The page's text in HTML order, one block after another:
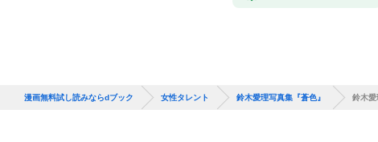
漫画無料試し読みならdブック 女性タレント 鈴木愛理写真集『蒼色』 鈴木愛